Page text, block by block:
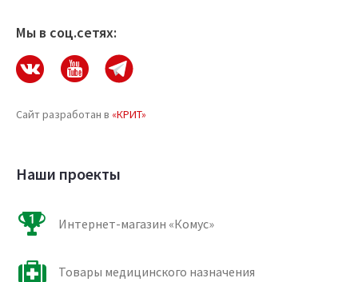
Мы в соц.сетях:
Сайт разработан в «КРИТ»
Наши проекты
Интернет-магазин «Комус»
Товары медицинского назначения